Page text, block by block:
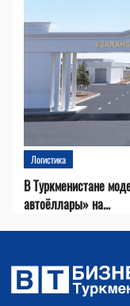
Логистика
В Туркменистане
автоёллары» на...